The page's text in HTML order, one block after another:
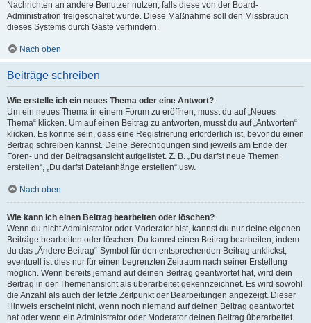
Nachrichten an andere Benutzer nutzen, falls diese von der Board-
Administration freigeschaltet wurde. Diese Maßnahme soll den Missbrauch
dieses Systems durch Gäste verhindern.
Nach oben
Beiträge schreiben
Wie erstelle ich ein neues Thema oder eine Antwort?
Um ein neues Thema in einem Forum zu eröffnen, musst du auf „Neues
Thema“ klicken. Um auf einen Beitrag zu antworten, musst du auf „Antworten“
klicken. Es könnte sein, dass eine Registrierung erforderlich ist, bevor du einen
Beitrag schreiben kannst. Deine Berechtigungen sind jeweils am Ende der
Foren- und der Beitragsansicht aufgelistet. Z. B. „Du darfst neue Themen
erstellen“, „Du darfst Dateianhänge erstellen“ usw.
Nach oben
Wie kann ich einen Beitrag bearbeiten oder löschen?
Wenn du nicht Administrator oder Moderator bist, kannst du nur deine eigenen
Beiträge bearbeiten oder löschen. Du kannst einen Beitrag bearbeiten, indem
du das „Ändere Beitrag“-Symbol für den entsprechenden Beitrag anklickst;
eventuell ist dies nur für einen begrenzten Zeitraum nach seiner Erstellung
möglich. Wenn bereits jemand auf deinen Beitrag geantwortet hat, wird dein
Beitrag in der Themenansicht als überarbeitet gekennzeichnet. Es wird sowohl
die Anzahl als auch der letzte Zeitpunkt der Bearbeitungen angezeigt. Dieser
Hinweis erscheint nicht, wenn noch niemand auf deinen Beitrag geantwortet
hat oder wenn ein Administrator oder Moderator deinen Beitrag überarbeitet